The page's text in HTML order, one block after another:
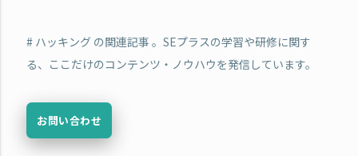
# ハッキング の関連記事 。SEプラスの学習や研修に関す
る、ここだけのコンテンツ・ノウハウを発信しています。
お問い合わせ